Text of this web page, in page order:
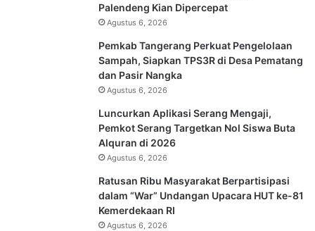
Palendeng Kian Dipercepat
Agustus 6, 2026
Pemkab Tangerang Perkuat Pengelolaan
Sampah, Siapkan TPS3R di Desa Pematang
dan Pasir Nangka
Agustus 6, 2026
Luncurkan Aplikasi Serang Mengaji,
Pemkot Serang Targetkan Nol Siswa Buta
Alquran di 2026
Agustus 6, 2026
Ratusan Ribu Masyarakat Berpartisipasi
dalam “War” Undangan Upacara HUT ke-81
Kemerdekaan RI
Agustus 6, 2026